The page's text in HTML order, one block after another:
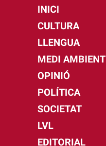
INICI
CULTURA
LLENGUA
MEDI AMBIENT
OPINIÓ
POLÍTICA
SOCIETAT
LVL
EDITORIAL